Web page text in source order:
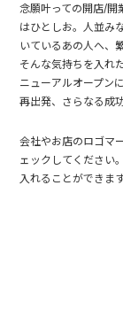
念願叶っての開店/開
はひとしお。人並み
いているあの人へ、
そんな気持ちを入れ
ニューアルオープン
再出発、さらなる成
会社やお店のロゴマ
ェックしてください
入れることができます